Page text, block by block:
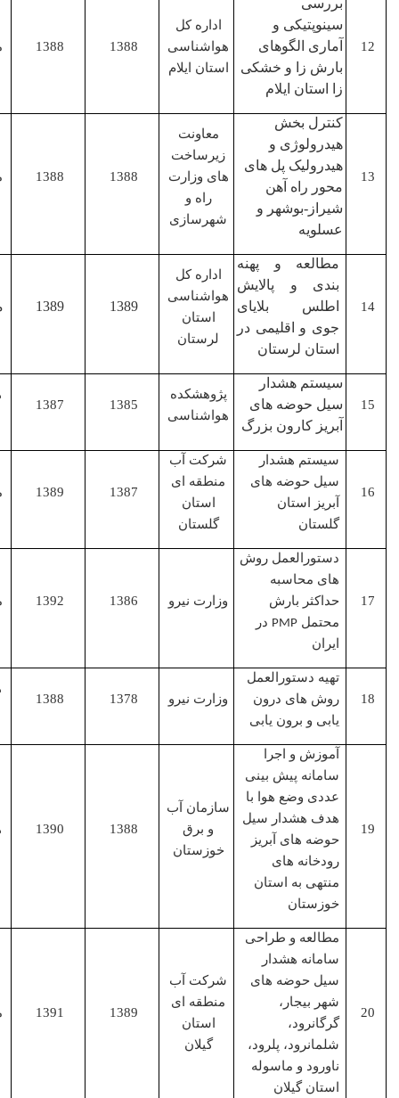
سینوپتیکی و
آماری الگوهای
بارش زا و خشکی
زا استان ایلام
هواشناسی
استان ایلام
1388 مجری
کنترل بخش
هیدرولوژی و
هیدرولیک پل های
محور راه آهن
شیراز-بوشهر و
زیرساخت
های وزارت
شهرسازی
1388 مجری
مطالعه و پهنه
بندی و پالایش
اطلس بلایای
جوی و اقلیمی در
استان لرستان
اداره کل
هواشناسی
استان
لرستان
1389 مجری
سیستم هشدار
سیل حوضه های
آبریز کارون بزرگ
پژوهشکده
هواشناسی
سیستم هشدار
سیل حوضه های
آبریز استان
شرکت آب
منطقه ای
1387 مجری
دستورالعمل روش
های محاسبه
حداکثر بارش
PMPدر
وزارت نیرو 1386 مجری
تهیه دستورالعمل
روش های درون
یابی و برون یابی
وزارت نیرو 1378
آموزش و اجرا
سامانه پیش بینی
عددی وضع هوا با
هدف هشدار سیل
حوضه های آبریز
رودخانه های
منتهی به استان
خوزستان
سازمان آب
و برق
خوزستان
همکار
مطالعه و طراحی
سامانه هشدار
سیل حوضه های
شهر بیجار،
گرگانرود،
شلمانرود، پلرود،
ناورود و ماسوله
استان گیلان
شرکت آب
منطقه ای
گیلان
1389 مجری